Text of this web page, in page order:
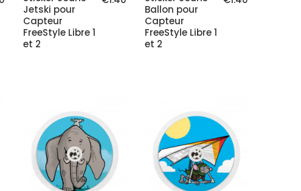
Jetski pour
Capteur
FreeStyle Libre 1
et 2
Ballon pour
Capteur
FreeStyle Libre 1
et 2